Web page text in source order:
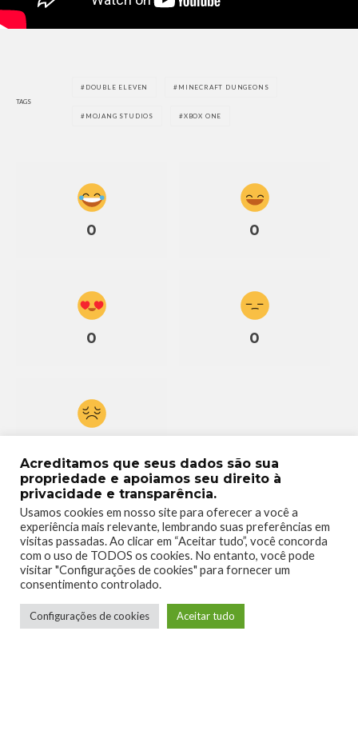
TAGS
DOUBLE ELEVEN MINECRAFT DUNGEONS
MOJANG STUDIOS XBOX ONE
0 0
0 0
Acreditamos que seus dados são sua
propriedade e apoiamos seu direito à
privacidade e transparência.
Usamos cookies em nosso site para oferecer a você a
experiência mais relevante, lembrando suas preferências em
visitas passadas. Ao clicar em “Aceitar tudo”, você concorda
com o uso de TODOS os cookies. No entanto, você pode
visitar "Configurações de cookies" para fornecer um
consentimento controlado.
Configurações de cookies Aceitar tudo